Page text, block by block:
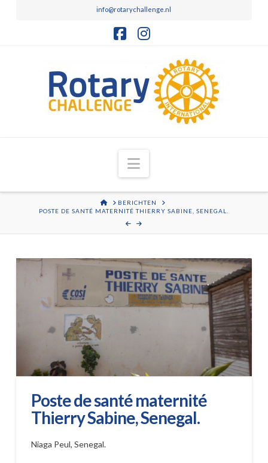
info@rotarychallenge.nl
Navigation
HOMEBERICHTEN
POSTE DE SANTÉ MATERNITÉ THIERRY SABINE, SENEGAL.
Poste de santé maternité
Thierry Sabine, Senegal.
Niaga Peul, Senegal.